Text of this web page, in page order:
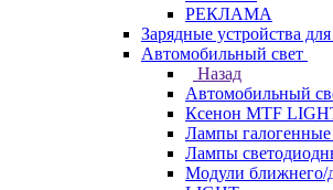
РЕКЛАМА
Зарядные устройства
Автомобильный свет
Назад
Автомобильный
Ксенон MTF
Лампы
Лампы
Модули ближнего/